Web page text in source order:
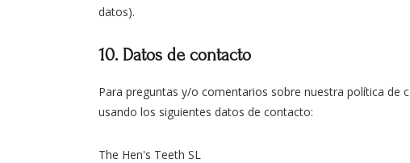
datos).
10. Datos de contacto
Para preguntas y/o comentarios sobre nuestra política
usando los siguientes datos de contacto:
The Hen's Teeth SL